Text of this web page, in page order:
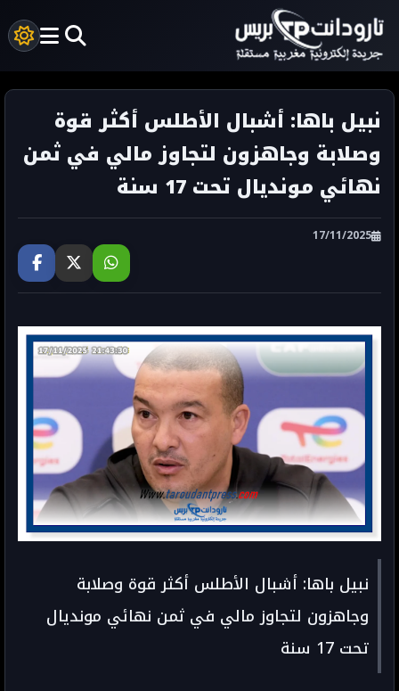
نبيل باها: أشبال الأطلس أكثر قوة
وصلابة وجاهزون لتجاوز مالي في ثمن
نهائي مونديال تحت 17 سنة
17/11/2025
نبيل باها: أشبال الأطلس أكثر قوة وصلابة
وجاهزون لتجاوز مالي في ثمن نهائي مونديال
تحت 17 سنة